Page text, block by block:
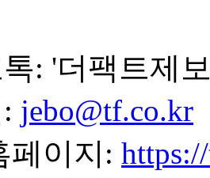
톡: '더팩트제
jebo@tf.co.kr
페이지: